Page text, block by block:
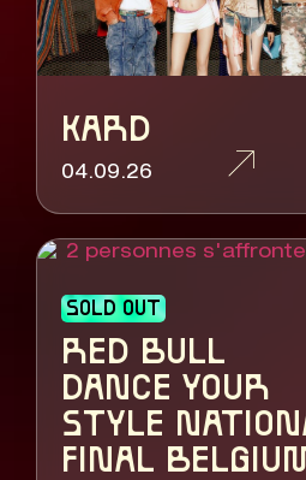
KARD
04.09.26
SOLD OUT
RED BULL
DANCE YOUR
STYLE
FINAL